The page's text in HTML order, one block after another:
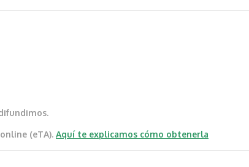
(eTA). Aquí te explicamos cómo obtenerla